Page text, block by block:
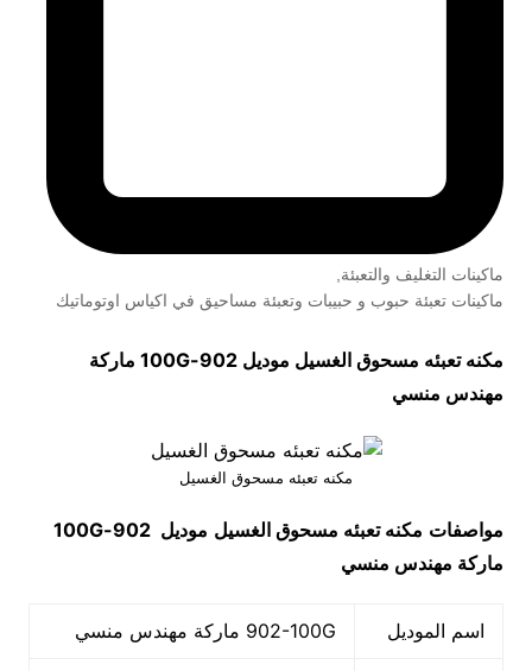
ماكينات التغليف والتعبئة,
ماكينات تعبئة حبوب و حبيبات وتعبئة مساحيق في اكياس اوتوماتيك
مكنه تعبئه مسحوق الغسيل موديل 902-100G
ماركة
مهندس منسي
مكنه تعبئه مسحوق الغسيل
مواصفات مكنه تعبئه مسحوق الغسيل موديل 902-100G
ماركة مهندس منسي
اسم الموديل 902-100G ماركة مهندس منسي